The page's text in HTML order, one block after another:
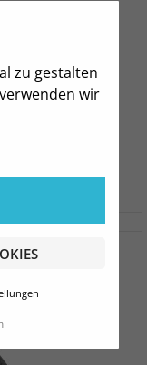
zu gestalten
wir